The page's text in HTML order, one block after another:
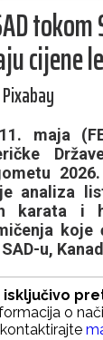
tokom
cijene
11. maja
analiza
karata i
u,
isključivo
o